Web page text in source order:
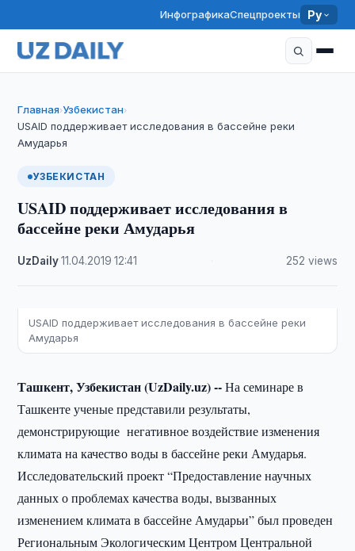
ИнфографикаСпецпроекты Ру
Главная›Узбекистан›
USAID поддерживает исследования в бассейне реки
Амударья
УЗБЕКИСТАН
USAID поддерживает исследования в
бассейне реки Амударья
UzDaily·11.04.2019 ·12:41 252 views
USAID поддерживает исследования в бассейне реки
Амударья
Ташкент, Узбекистан (UzDaily.uz) --На семинаре в
Ташкенте ученые представили результаты,
демонстрирующие негативное воздействие изменения
климата на качество воды в бассейне реки Амударья.
Исследовательский проект “Предоставление научных
данных о проблемах качества воды, вызванных
изменением климата в бассейне Амударьи” был проведен
Региональным Экологическим Центром Центральной